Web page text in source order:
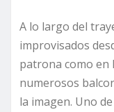
A lo largo del
improvisados
patrona como en
numerosos
la imagen. Uno